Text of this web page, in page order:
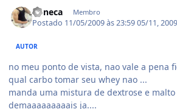
boneca Membro
Postado 11/05/2009 às 23:5905/11, 2009
AUTOR
no meu ponto de vista, nao vale a pena
qual carbo tomar seu whey nao ...
manda uma mistura de dextrose e
demaaaaaaaaais ja....